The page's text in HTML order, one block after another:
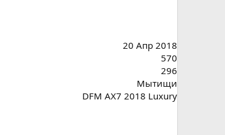
20 Апр 2018
570
296
Мытищи
DFM AX7 2018 Luxury